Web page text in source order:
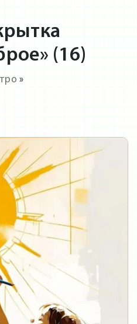
(16)
»